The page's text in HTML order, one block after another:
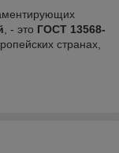
, - это ГОСТ 13568-
странах,